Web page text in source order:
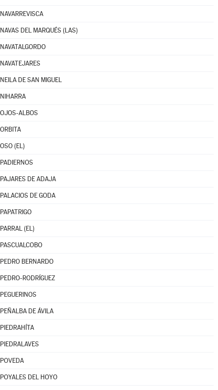
NAVARREVISCA
NAVAS DEL MARQUÉS (LAS)
NAVATALGORDO
NAVATEJARES
NEILA DE SAN MIGUEL
NIHARRA
OJOS-ALBOS
ORBITA
OSO (EL)
PADIERNOS
PAJARES DE ADAJA
PALACIOS DE GODA
PAPATRIGO
PARRAL (EL)
PASCUALCOBO
PEDRO BERNARDO
PEDRO-RODRÍGUEZ
PEGUERINOS
PEÑALBA DE ÁVILA
PIEDRAHÍTA
PIEDRALAVES
POVEDA
POYALES DEL HOYO